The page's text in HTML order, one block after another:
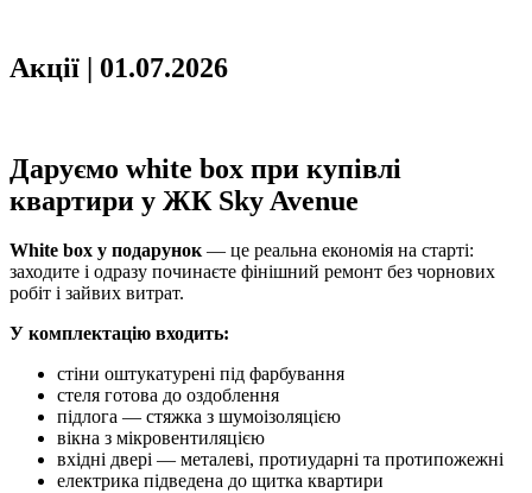
Акції | 01.07.2026
Даруємо white box при купівлі
квартири у ЖК Sky Avenue
White box у подарунок— це реальна економія на старті:
заходите і одразу починаєте фінішний ремонт без чорнових
робіт і зайвих витрат.
У комплектацію входить:
стіни оштукатурені під фарбування
стеля готова до оздоблення
підлога — стяжка з шумоізоляцією
вікна з мікровентиляцією
вхідні двері — металеві, протиударні та протипожежні
електрика підведена до щитка квартири